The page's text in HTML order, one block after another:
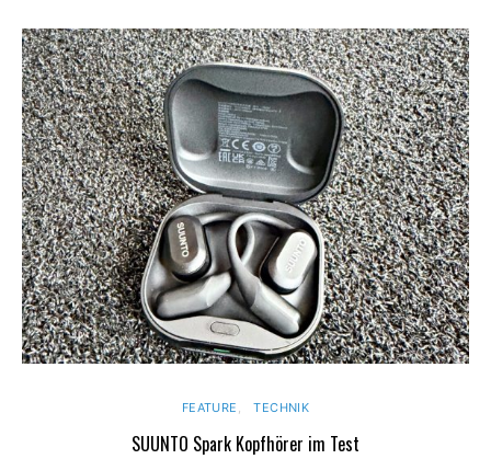
FEATURE TECHNIK
SUUNTO Spark Kopfhörer im Test